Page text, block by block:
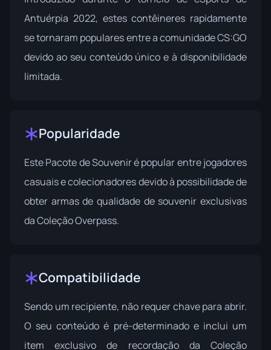
Antuérpia 2022, estes contêineres rapidamente
se tornaram populares entre a comunidade CS:GO
devido ao seu conteúdo único e à disponibilidade
limitada.
Popularidade
Este Pacote de Souvenir é popular entre jogadores
casuais e colecionadores devido à possibilidade de
obter armas de qualidade de souvenir exclusivas
da Coleção Overpass.
Compatibilidade
Sendo um recipiente, não requer chave para abrir.
O seu conteúdo é pré-determinado e inclui um
item exclusivo de recordação da Coleção